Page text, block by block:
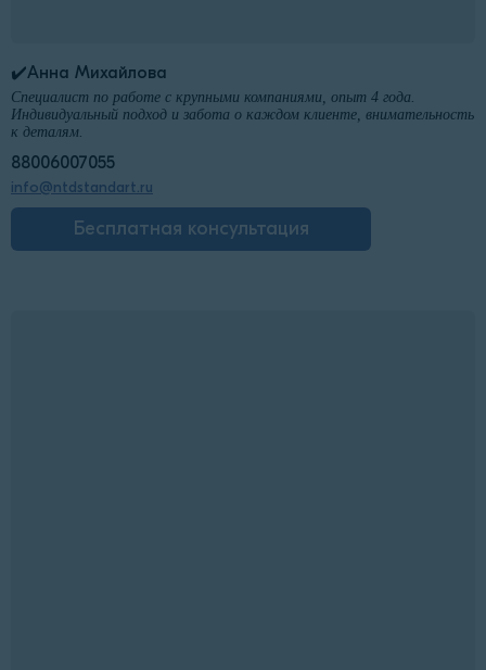
✔️Анна Михайлова
Специалист по работе с крупными компаниями, опыт 4 года.
Индивидуальный подход и забота о каждом клиенте, внимательность
к деталям.
88006007055
info@ntdstandart.ru
Бесплатная консультация